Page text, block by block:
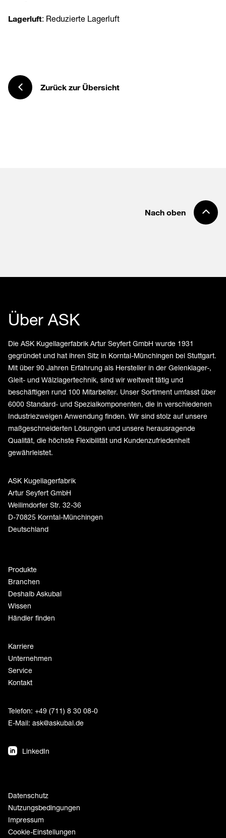
Lagerluft: Reduzierte Lagerluft
Zurück zur Übersicht
Nach oben
Über ASK
Die ASK Kugellagerfabrik Artur Seyfert GmbH wurde 1931
gegründet und hat ihren Sitz in Korntal-Münchingen bei Stuttgart.
Mit über 90 Jahren Erfahrung als Hersteller in der Gelenklager-,
Gleit- und Wälzlagertechnik, sind wir weltweit tätig und
beschäftigen rund 100 Mitarbeiter. Unser Sortiment umfasst über
6000 Standard- und Spezialkomponenten, die in verschiedenen
Industriezweigen Anwendung finden. Wir sind stolz auf unsere
maßgeschneiderten Lösungen und unsere herausragende
Qualität, die höchste Flexibilität und Kundenzufriedenheit
gewährleistet.
ASK Kugellagerfabrik
Artur Seyfert GmbH
Weilimdorfer Str. 32-36
D-70825 Korntal-Münchingen
Deutschland
Produkte
Branchen
Deshalb Askubal
Wissen
Händler finden
Karriere
Unternehmen
Service
Kontakt
Telefon: +49 (711) 8 30 08-0
E-Mail: ask@askubal.de
LinkedIn
Datenschutz
Nutzungsbedingungen
Impressum
Cookie-Einstellungen